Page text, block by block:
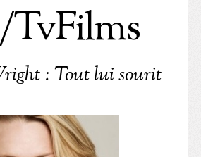
TvFilms
: Tout lui sourit